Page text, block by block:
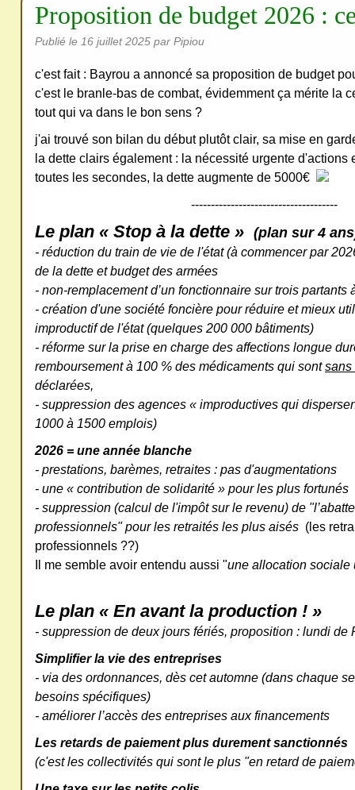
Proposition de budget 2026 :
Publié le 16 juillet 2025 par Pipiou
c'est fait : Bayrou a annoncé sa proposition de budget
c'est le branle-bas de combat, évidemment ça mérite la
tout qui va dans le bon sens ?
j'ai trouvé son bilan du début plutôt clair, sa mise en
la dette clairs également : la nécessité urgente d'actions
toutes les secondes, la dette augmente de 5000€
-------------------------------------
Le plan « Stop à la dette » (plan sur 4
- réduction du train de vie de l'état (à commencer par
de la dette et budget des armées
- non-remplacement d’un fonctionnaire sur trois partants
- création d'une société foncière pour réduire et mieux
improductif de l'état (quelques 200 000 bâtiments)
- réforme sur la prise en charge des affections longue
remboursement à 100 % des médicaments qui sontsans
déclarées,
- suppression des agences « improductives qui
1000 à 1500 emplois)
2026 = une année blanche
- prestations, barèmes, retraites : pas d'augmentations
- une « contribution de solidarité » pour les plus fortunés
- suppression (calcul de l'impôt sur le revenu) de
professionnels" pour les retraités les plus aisés (les
professionnels ??)
Il me semble avoir entendu aussi "une allocation sociale
Le plan « En avant la production ! »
- suppression de deux jours fériés, proposition : lundi de
Simplifier la vie des entreprises
- via des ordonnances, dès cet automne (dans chaque
besoins spécifiques)
- améliorer l’accès des entreprises aux financements
Les retards de paiement plus durement sanctionnés
(c'est les collectivités qui sont le plus "en retard de